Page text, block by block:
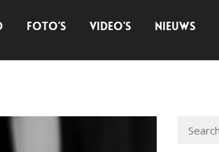
FOTO’S VIDEO’S NIEUWS